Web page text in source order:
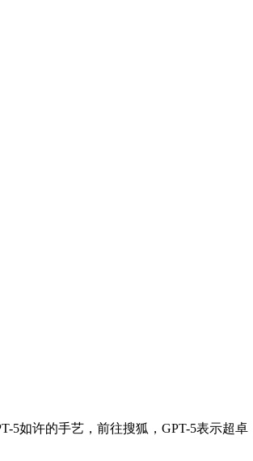
如许的手艺，前往搜狐，GPT-5表示超卓